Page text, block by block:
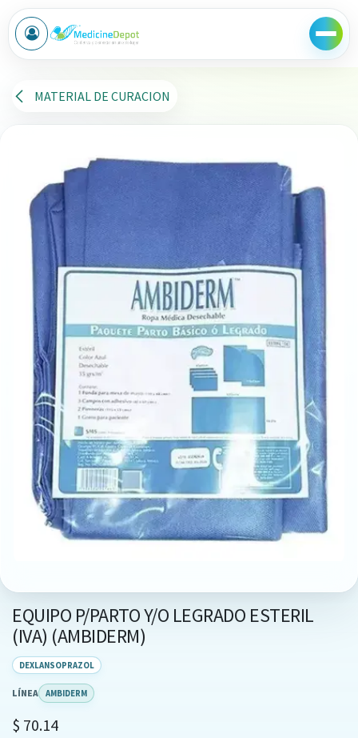
Ir al contenido
MATERIAL DE CURACION
EQUIPO P/PARTO Y/O LEGRADO ESTERIL
(IVA) (AMBIDERM)
DEXLANSOPRAZOL
LÍNEA AMBIDERM
$ 70.14